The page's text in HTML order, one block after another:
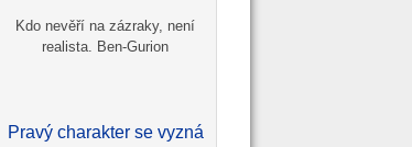
Kdo nevěří na zázraky, není
realista. Ben-Gurion
Pravý charakter se vyzná